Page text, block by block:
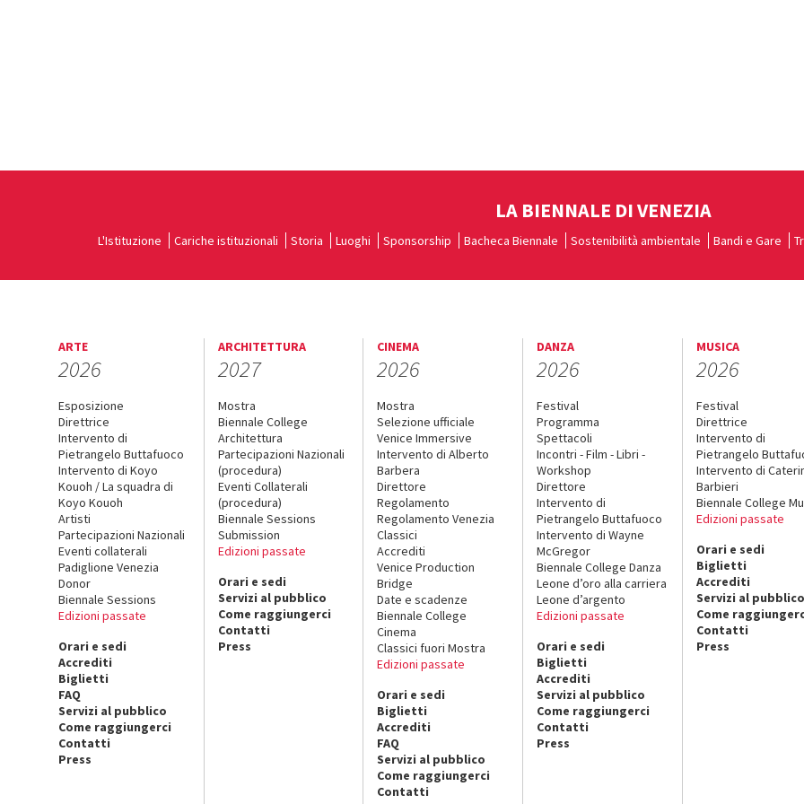
LA BIENNALE DI VENEZIA
L'Istituzione Cariche istituzionali Storia Luoghi Sponsorship Bacheca Biennale Sostenibilità ambientale Bandi e Gare
ARTE
2026
Esposizione
Direttrice
Intervento di
Pietrangelo Buttafuoco
Intervento di Koyo
Kouoh / La squadra di
Koyo Kouoh
Artisti
Partecipazioni Nazionali
Eventi collaterali
Padiglione Venezia
Donor
Biennale Sessions
Edizioni passate
Orari e sedi
Accrediti
Biglietti
FAQ
Servizi al pubblico
Come raggiungerci
Contatti
Press
ARCHITETTURA
2027
Mostra
Biennale College
Architettura
Partecipazioni Nazionali
(procedura)
Eventi Collaterali
(procedura)
Biennale Sessions
Submission
Edizioni passate
Orari e sedi
Servizi al pubblico
Come raggiungerci
Contatti
Press
CINEMA
2026
Mostra
Selezione ufficiale
Venice Immersive
Intervento di Alberto
Barbera
Direttore
Regolamento
Regolamento Venezia
Classici
Accrediti
Venice Production
Bridge
Date e scadenze
Biennale College
Cinema
Classici fuori Mostra
Edizioni passate
Orari e sedi
Biglietti
Accrediti
FAQ
Servizi al pubblico
Come raggiungerci
Contatti
DANZA
2026
Festival
Programma
Spettacoli
Incontri - Film - Libri -
Workshop
Direttore
Intervento di
Pietrangelo Buttafuoco
Intervento di Wayne
McGregor
Biennale College Danza
Leone d’oro alla carriera
Leone d’argento
Edizioni passate
Orari e sedi
Biglietti
Accrediti
Servizi al pubblico
Come raggiungerci
Contatti
Press
MUSICA
2026
Festival
Direttrice
Intervento di
Pietrangelo
Intervento di
Barbieri
Biennale College
Edizioni passate
Orari e sedi
Biglietti
Accrediti
Servizi al pubblico
Come
Contatti
Press